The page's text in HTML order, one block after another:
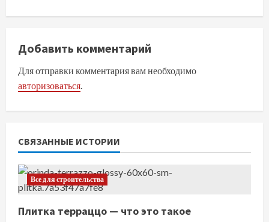
л
ж
и
т
ь
ч
т
Добавить комментарий
Для отправки комментария вам необходимо
авторизоваться.
СВЯЗАННЫЕ ИСТОРИИ
Все для строительства
Плитка терраццо — что это такое